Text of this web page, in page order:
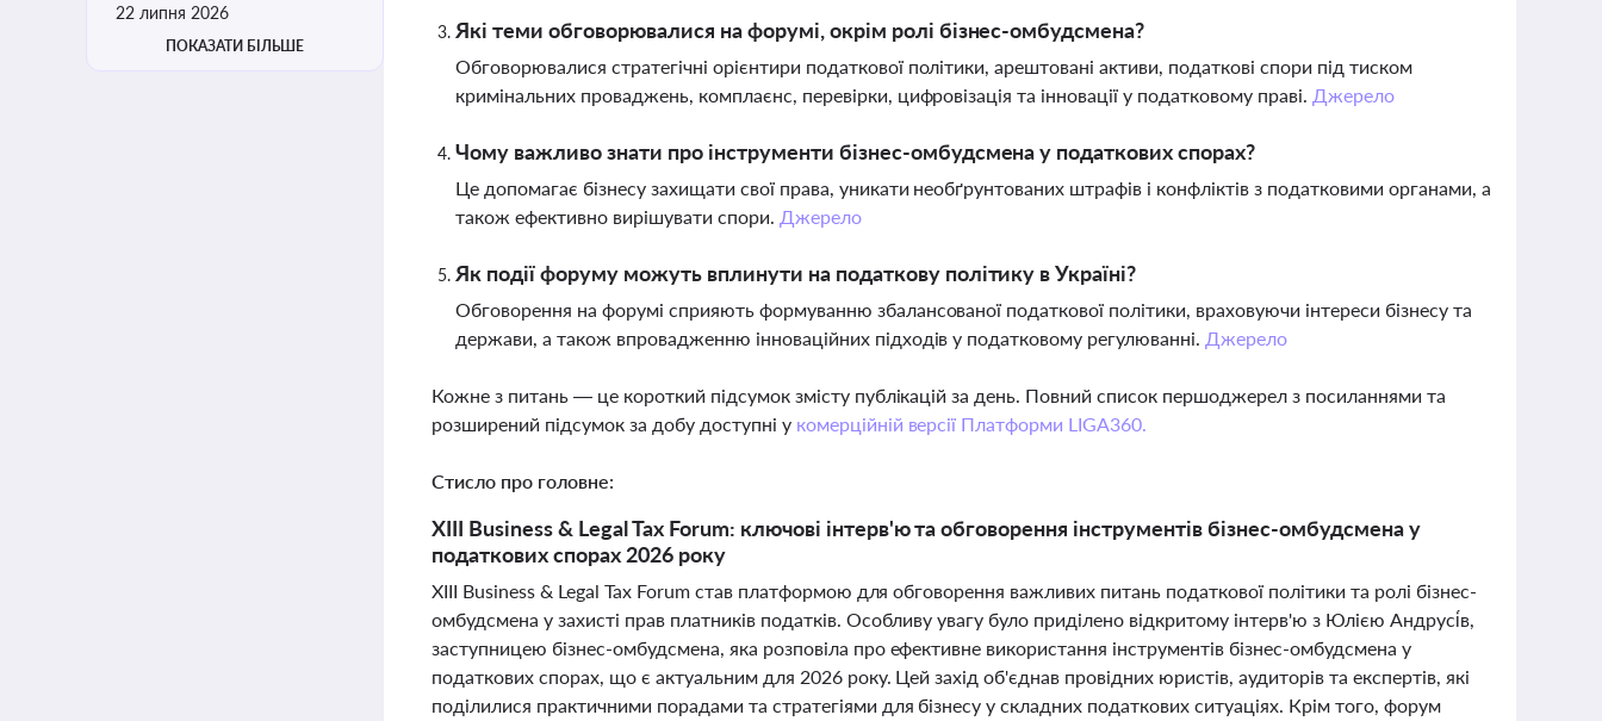
22 липня 2026
ПОКАЗАТИ БІЛЬШЕ
Які теми обговорювалися на форумі, окрім ролі бізнес-омбудсмена?
Обговорювалися стратегічні орієнтири податкової політики, арештовані активи, податкові спори під тиском
кримінальних проваджень, комплаєнс, перевірки, цифровізація та інновації у податковому праві. Джерело
Чому важливо знати про інструменти бізнес-омбудсмена у податкових спорах?
Це допомагає бізнесу захищати свої права, уникати необґрунтованих штрафів і конфліктів з податковими органами, а
також ефективно вирішувати спори. Джерело
Як події форуму можуть вплинути на податкову політику в Україні?
Обговорення на форумі сприяють формуванню збалансованої податкової політики, враховуючи інтереси бізнесу та
держави, а також впровадженню інноваційних підходів у податковому регулюванні. Джерело
Кожне з питань — це короткий підсумок змісту публікацій за день. Повний список першоджерел з посиланнями та
розширений підсумок за добу доступні у комерційній версії Платформи LIGA360.
Стисло про головне:
XІІІ Business & Legal Tax Forum: ключові інтерв'ю та обговорення інструментів бізнес-омбудсмена у
податкових спорах 2026 року
XІІІ Business & Legal Tax Forum став платформою для обговорення важливих питань податкової політики та ролі бізнес-
омбудсмена у захисті прав платників податків. Особливу увагу було приділено відкритому інтерв'ю з Юлією Андрусі́в,
заступницею бізнес-омбудсмена, яка розповіла про ефективне використання інструментів бізнес-омбудсмена у
податкових спорах, що є актуальним для 2026 року. Цей захід об'єднав провідних юристів, аудиторів та експертів, які
поділилися практичними порадами та стратегіями для бізнесу у складних податкових ситуаціях. Крім того, форум